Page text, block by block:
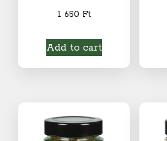
1 650 Ft
Add to cart